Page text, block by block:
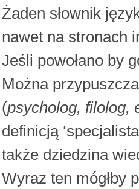
Żaden słownik
nawet na stronach
Jeśli powołano by
Można
(psycholog, filolog,
definicją
także dziedzina
Wyraz ten mógłby